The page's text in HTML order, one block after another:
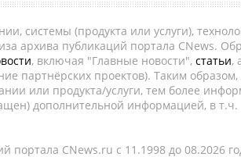
системы (продукта или услуги),
архива публикаций портала CNews.
, включая "Главные новости", статьи,
партнёрских проектов). Таким
или продукта/услуги, тем более
дополнительной информацией, в
портала CNews.ru c 11.1998 до 08.2026